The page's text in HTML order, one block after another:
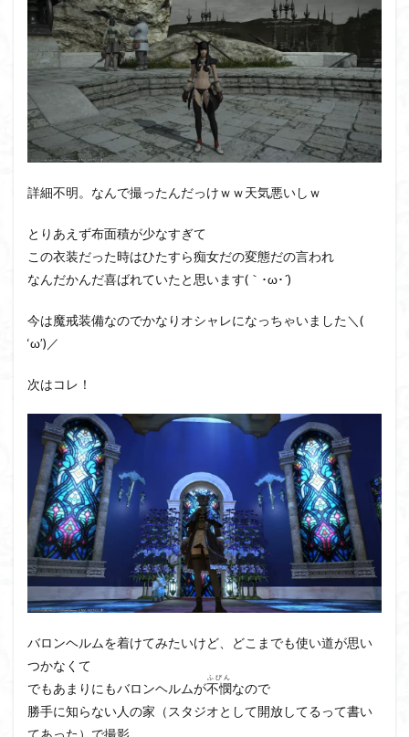
詳細不明。なんで撮ったんだっけｗｗ天気悪いしｗ
とりあえず布面積が少なすぎて
この衣装だった時はひたすら痴女だの変態だの言われ
なんだかんだ喜ばれていたと思います(｀･ω･´)
今は魔戒装備なのでかなりオシャレになっちゃいました＼(
‘ω’)／
次はコレ！
バロンヘルムを着けてみたいけど、どこまでも使い道が思い
つかなくて
でもあまりにもバロンヘルムが不憫
ふびん
なので
勝手に知らない人の家（スタジオとして開放してるって書い
てあった）で撮影